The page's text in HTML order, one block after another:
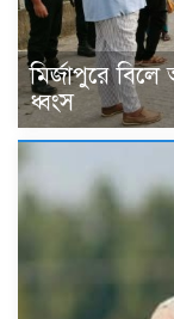
মির্জাপুরে
ধ্বংস